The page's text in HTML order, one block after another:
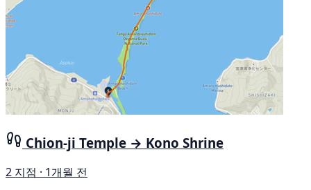
Chion-ji Temple → Kono Shrine
2 지점 · 1개월 전